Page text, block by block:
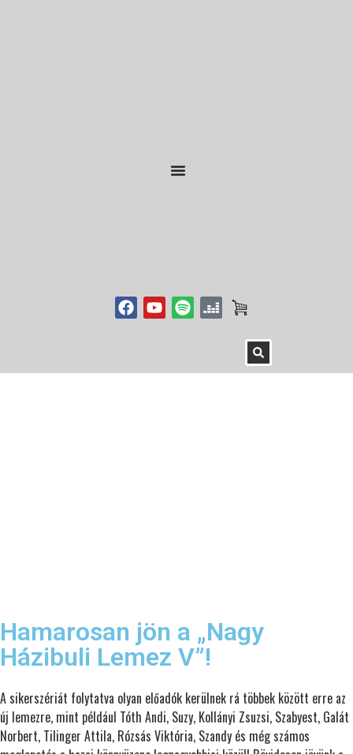
Hamarosan jön a „Nagy
Házibuli Lemez V”!
A sikerszériát folytatva olyan előadók kerülnek rá többek között erre az
új lemezre, mint például Tóth Andi, Suzy, Kollányi Zsuzsi, Szabyest, Galát
Norbert, Tilinger Attila, Rózsás Viktória, Szandy és még számos